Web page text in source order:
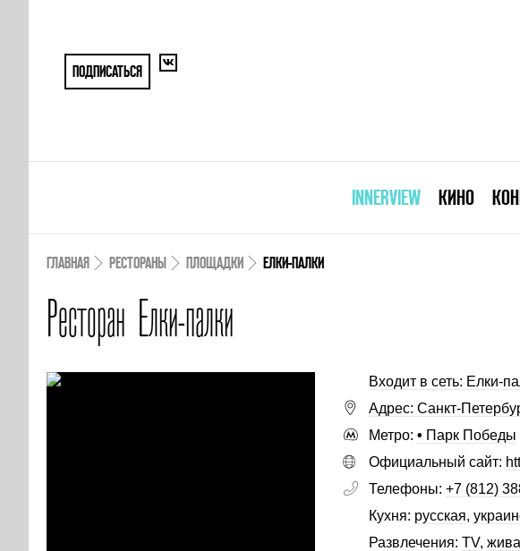
ПОДПИСАТЬСЯ
INNERVIEW КИНО
ГЛАВНАЯ РЕСТОРАНЫ ПЛОЩАДКИ ЕЛКИ-ПАЛКИ
Ресторан Елки-палки
Входит в сеть: Елки-
Адрес: Санкт-
Метро: • Парк Победы
Официальный сайт:
Телефоны: +7 (812)
Кухня: русская,
Развлечения: TV,